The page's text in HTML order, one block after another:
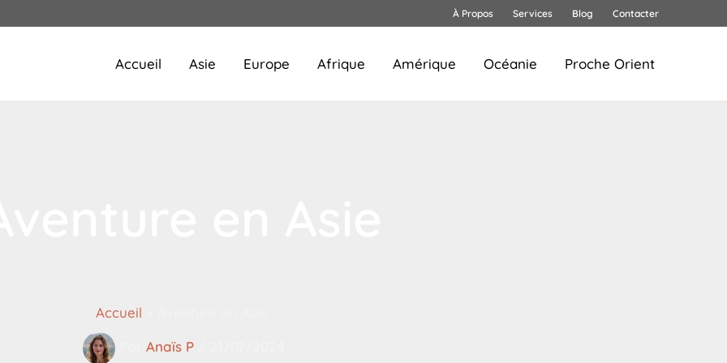
À Propos Services Blog Contacter
Accueil Asie Europe Afrique Amérique Océanie Proche Orient
Accueil
Anaïs P